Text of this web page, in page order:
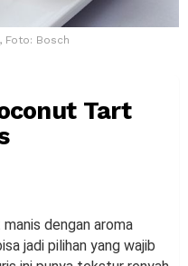
Foto: Bosch
Tart
dengan aroma
jadi pilihan yang wajib